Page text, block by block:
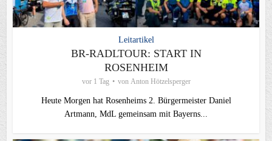
Leitartikel
BR-RADLTOUR: START IN
ROSENHEIM
vor 1 Tag von Anton Hötzelsperger
Heute Morgen hat Rosenheims 2. Bürgermeister Daniel
Artmann, MdL gemeinsam mit Bayerns...